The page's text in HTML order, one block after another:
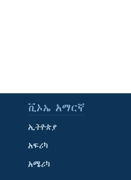
ቪኦኤ አማርኛ
ኢትዮጵያ
አፍሪካ
አሜሪካ